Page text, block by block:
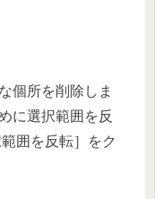
個所を削除しま
に選択範囲を反
囲を反転］をク